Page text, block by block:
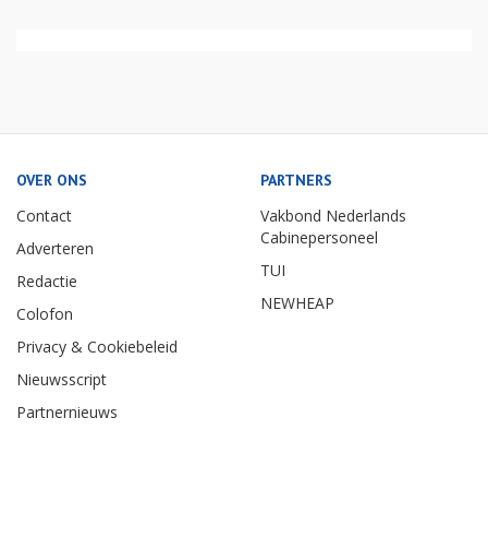
OVER ONS
Contact
Adverteren
Redactie
Colofon
Privacy & Cookiebeleid
Nieuwsscript
Partnernieuws
PARTNERS
Vakbond Nederlands
Cabinepersoneel
TUI
NEWHEAP